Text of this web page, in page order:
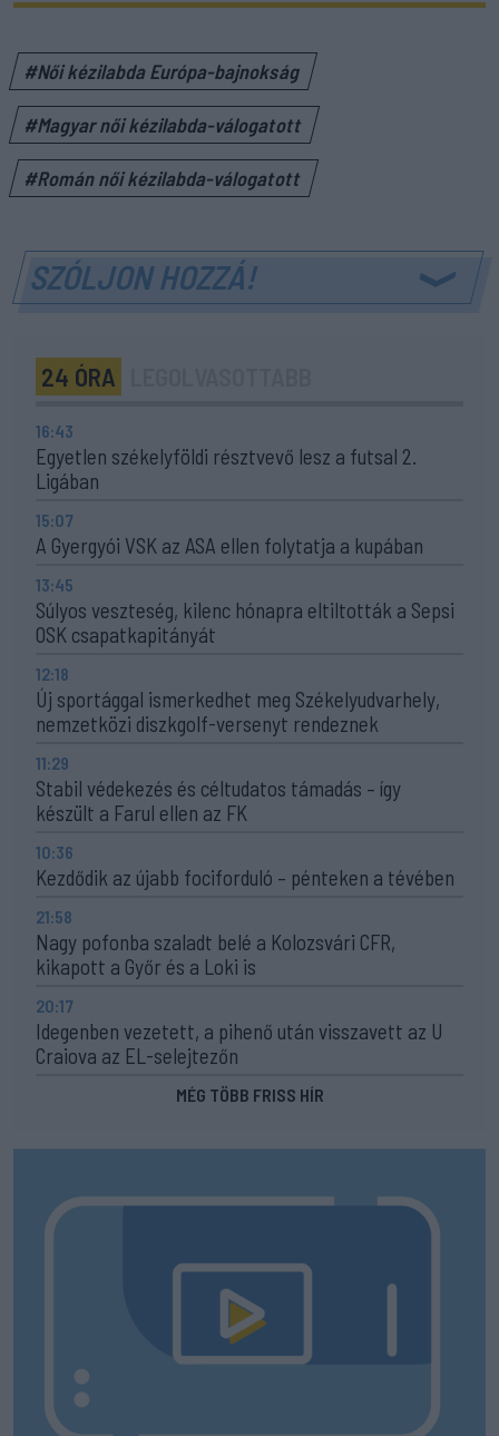
#Női kézilabda Európa-bajnokság
#Magyar női kézilabda-válogatott
#Román női kézilabda-válogatott
SZÓLJON HOZZÁ!
24 ÓRA
16:43
Egyetlen székelyföldi résztvevő lesz a futsal 2.
Ligában
15:07
A Gyergyói VSK az ASA ellen folytatja a kupában
13:45
Súlyos veszteség, kilenc hónapra eltiltották a Sepsi
OSK csapatkapitányát
12:18
Új sportággal ismerkedhet meg Székelyudvarhely,
nemzetközi diszkgolf-versenyt rendeznek
11:29
Stabil védekezés és céltudatos támadás – így
készült a Farul ellen az FK
10:36
Kezdődik az újabb fociforduló – pénteken a tévében
21:58
Nagy pofonba szaladt belé a Kolozsvári CFR,
kikapott a Győr és a Loki is
20:17
Idegenben vezetett, a pihenő után visszavett az U
Craiova az EL-selejtezőn
MÉG TÖBB FRISS HÍR